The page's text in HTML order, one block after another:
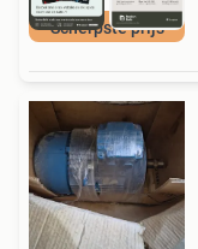
Scherpste prijs